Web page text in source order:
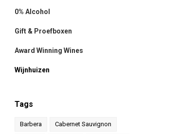
0% Alcohol
Gift & Proefboxen
Award Winning Wines
Wijnhuizen
Tags
Barbera Cabernet Sauvignon